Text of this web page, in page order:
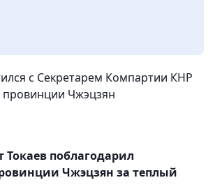
с Секретарем Компартии КНР
провинции Чжэцзян
поблагодарил
Чжэцзян за теплый